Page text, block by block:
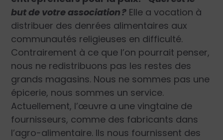
but de votre association? Elle a vocation à
distribuer des denrées alimentaires aux
communautés religieuses en difficulté.
Contrairement à ce que l’on pourrait penser,
nous ne redistribuons pas les restes des
grands magasins. Nous ne sommes pas une
épicerie, nous sommes un service.
Actuellement, l’œuvre a une vingtaine de
fournisseurs, comme des fabricants dans
l’agro-alimentaire. Ils nous fournissent des